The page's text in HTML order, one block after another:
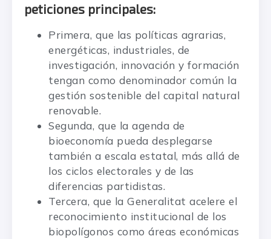
peticiones principales:
Primera, que las políticas agrarias,
energéticas, industriales, de
investigación, innovación y formación
tengan como denominador común la
gestión sostenible del capital natural
renovable.
Segunda, que la agenda de
bioeconomía pueda desplegarse
también a escala estatal, más allá de
los ciclos electorales y de las
diferencias partidistas.
Tercera, que la Generalitat acelere el
reconocimiento institucional de los
biopolígonos como áreas económicas